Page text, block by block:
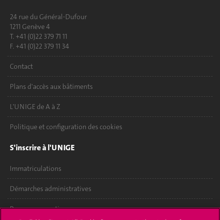
24 rue du Général-Dufour
1211 Genève 4
T. +41 (0)22 379 71 11
F. +41 (0)22 379 11 34
Contact
Plans d'accès aux bâtiments
L'UNIGE de A à Z
Politique et configuration des cookies
S'inscrire à l'UNIGE
Immatriculations
Démarches administratives
Poser une question